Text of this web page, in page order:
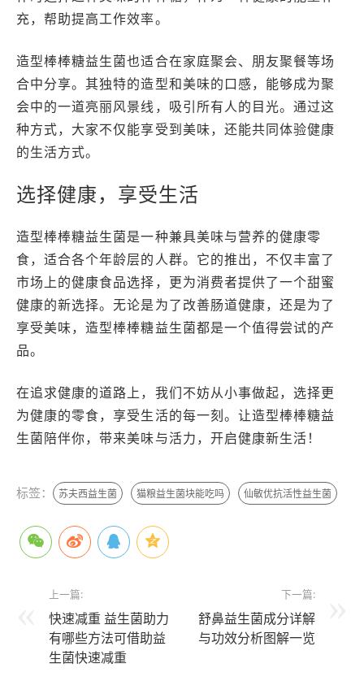
充，帮助提高工作效率。
造型棒棒糖益生菌也适合在家庭聚会、朋友聚餐等场
合中分享。其独特的造型和美味的口感，能够成为聚
会中的一道亮丽风景线，吸引所有人的目光。通过这
种方式，大家不仅能享受到美味，还能共同体验健康
的生活方式。
选择健康，享受生活
造型棒棒糖益生菌是一种兼具美味与营养的健康零
食，适合各个年龄层的人群。它的推出，不仅丰富了
市场上的健康食品选择，更为消费者提供了一个甜蜜
健康的新选择。无论是为了改善肠道健康，还是为了
享受美味，造型棒棒糖益生菌都是一个值得尝试的产
品。
在追求健康的道路上，我们不妨从小事做起，选择更
为健康的零食，享受生活的每一刻。让造型棒棒糖益
生菌陪伴你，带来美味与活力，开启健康新生活！
标签： 苏夫西益生菌 猫粮益生菌块能吃吗 仙敏优抗活性益生菌
上一篇:
快速减重 益生菌助力
有哪些方法可借助益
生菌快速减重
下一篇:
舒鼻益生菌成分详解
与功效分析图解一览